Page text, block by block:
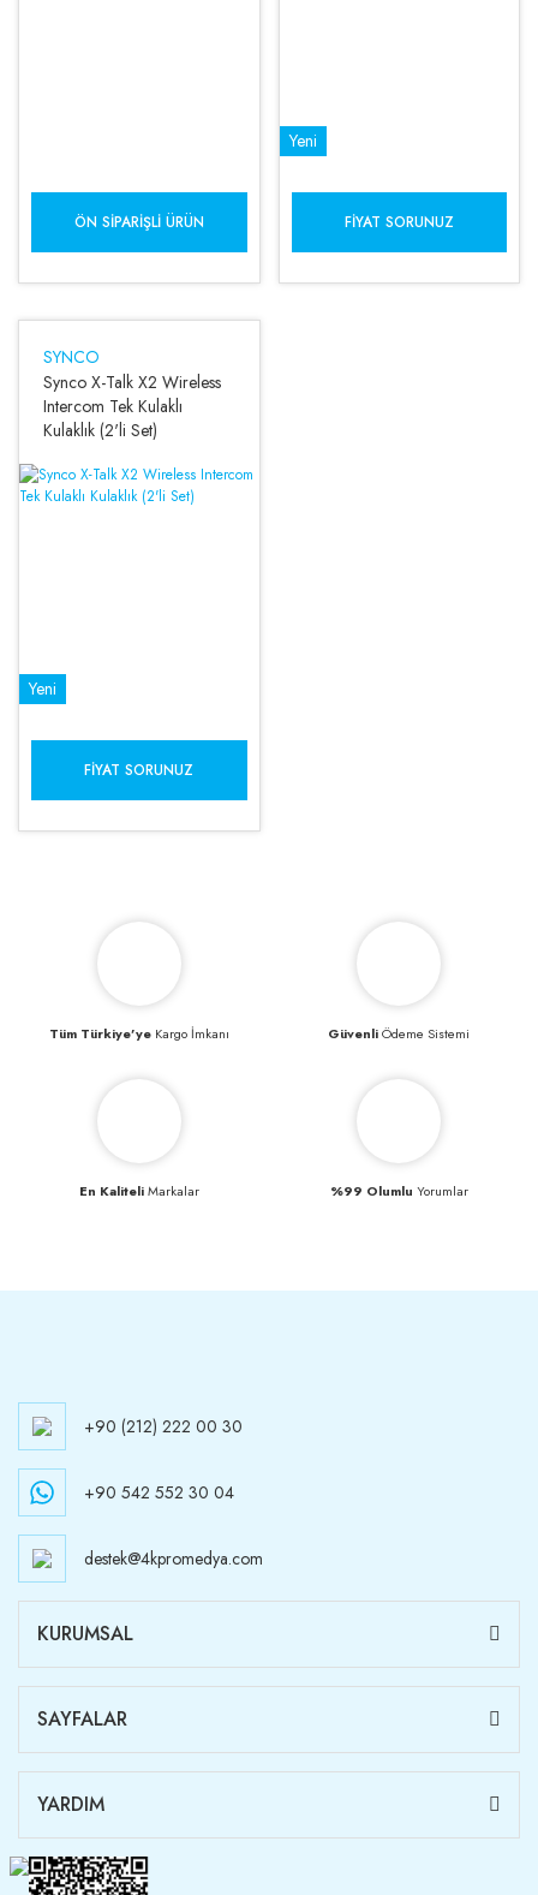
ÖN SIPARIŞLI ÜRÜN
Yeni
FIYAT SORUNUZ
SYNCO
Synco X-Talk X2 Wireless
Intercom Tek Kulaklı
Kulaklık (2'li Set)
Yeni
FIYAT SORUNUZ
Tüm Türkiye’yeKargo İmkanı GüvenliÖdeme Sistemi
En KaliteliMarkalar %99 Olumlu Yorumlar
+90 (212) 222 00 30
+90 542 552 30 04
destek@4kpromedya.com
KURUMSAL
SAYFALAR
YARDIM